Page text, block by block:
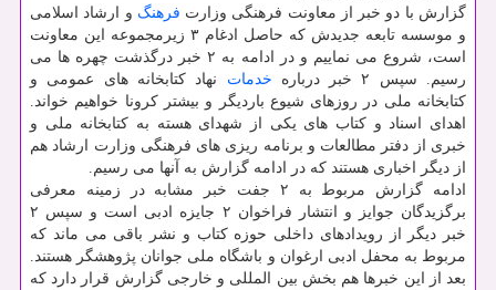
گزارش با دو خبر از معاونت فرهنگی وزارت فرهنگ و ارشاد اسلامی
و موسسه تابعه جدیدش که حاصل ادغام ۳ زیرمجموعه این معاونت
است، شروع می نماییم و در ادامه به ۲ خبر درگذشت چهره ها می
رسیم. سپس ۲ خبر درباره
خدمات نهاد کتابخانه های عمومی و
کتابخانه ملی در روزهای شیوع باردیگر و بیشتر کرونا خواهیم خواند.
اهدای اسناد و کتاب های یکی از شهدای هسته به کتابخانه ملی و
خبری از دفتر مطالعات و برنامه ریزی های فرهنگی وزارت ارشاد هم
از دیگر اخباری هستند که در ادامه گزارش به آنها می رسیم.
ادامه گزارش مربوط به ۲ جفت خبر مشابه در زمینه معرفی
برگزیدگان جوایز و انتشار فراخوان ۲ جایزه ادبی است و سپس ۲
خبر دیگر از رویدادهای داخلی حوزه کتاب و نشر باقی می ماند که
مربوط به محفل ادبی ارغوان و باشگاه ملی جوانان پژوهشگر هستند.
بعد از این خبرها هم بخش بین المللی و خارجی گزارش قرار دارد که